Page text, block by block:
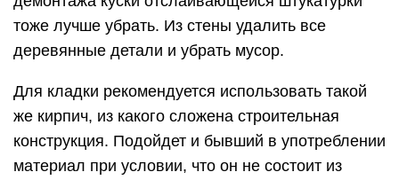
тоже лучше убрать. Из стены удалить все
деревянные детали и убрать мусор.
Для кладки рекомендуется использовать такой
же кирпич, из какого сложена строительная
конструкция. Подойдет и бывший в употреблении
материал при условии, что он не состоит из